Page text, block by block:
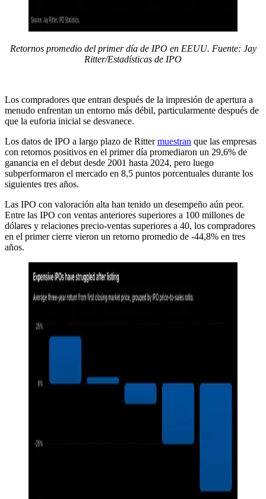
Retornos promedio del primer día de IPO en EEUU. Fuente: Jay
Ritter/Estadísticas de IPO
Los compradores que entran después de la impresión de apertura a
menudo enfrentan un entorno más débil, particularmente después de
que la euforia inicial se desvanece.
Los datos de IPO a largo plazo de Rittermuestran que las empresas
con retornos positivos en el primer día promediaron un 29,6% de
ganancia en el debut desde 2001 hasta 2024, pero luego
subperformaron el mercado en 8,5 puntos porcentuales durante los
siguientes tres años.
Las IPO con valoración alta han tenido un desempeño aún peor.
Entre las IPO con ventas anteriores superiores a 100 millones de
dólares y relaciones precio-ventas superiores a 40, los compradores
en el primer cierre vieron un retorno promedio de -44,8% en tres
años.